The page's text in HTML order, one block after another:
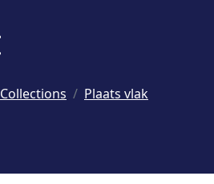
Collections
Plaats vlak